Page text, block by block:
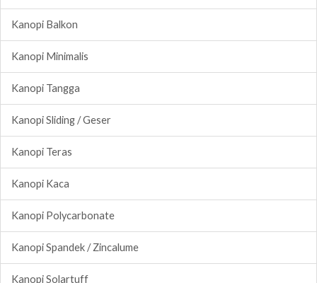
Kanopi Balkon
Kanopi Minimalis
Kanopi Tangga
Kanopi Sliding / Geser
Kanopi Teras
Kanopi Kaca
Kanopi Polycarbonate
Kanopi Spandek / Zincalume
Kanopi Solartuff